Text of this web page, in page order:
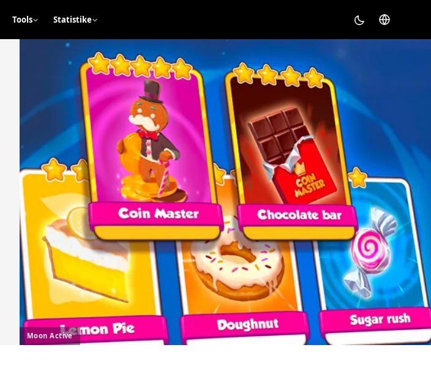
Tools Statistike
Moon Active